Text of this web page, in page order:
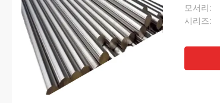
모서리:
시리즈: